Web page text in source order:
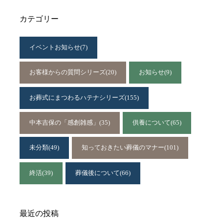
カテゴリー
イベントお知らせ(7)
お客様からの質問シリーズ(20) お知らせ(9)
お葬式にまつわるハテナシリーズ(155)
中本吉保の「感創雑感」 (35) 供養について(65)
未分類(49) 知っておきたい葬儀のマナー(101)
終活(39) 葬儀後について(66)
最近の投稿